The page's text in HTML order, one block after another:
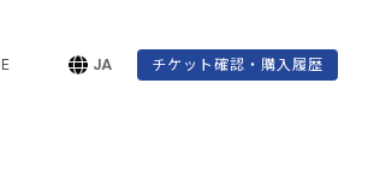
JA チケット確認・購入履歴